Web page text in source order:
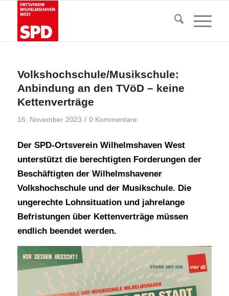
Volkshochschule/Musikschule:
Anbindung an den TVöD – keine
Kettenverträge
16. November 2023 / 0 Kommentare
Der SPD-Ortsverein Wilhelmshaven West
unterstützt die berechtigten Forderungen der
Beschäftigten der Wilhelmshavener
Volkshochschule und der Musikschule. Die
ungerechte Lohnsituation und jahrelange
Befristungen über Kettenverträge müssen
endlich beendet werden.